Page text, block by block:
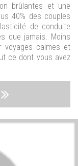
brûlantes et une
40% des couples
de conduite
que jamais. Moins
voyages calmes et
ce dont vous avez